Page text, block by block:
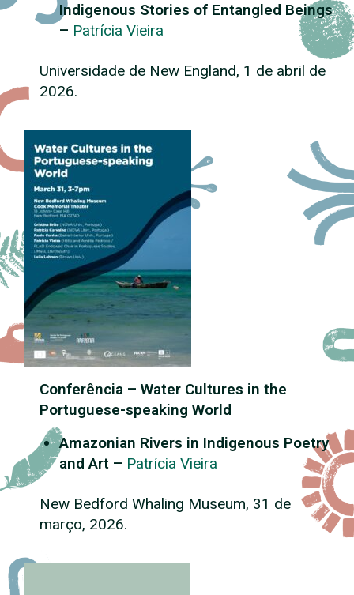
Indigenous Stories of Entangled Beings
– Patrícia Vieira
Universidade de New England, 1 de abril de
2026.
Conferência – Water Cultures in the
Portuguese-speaking World
Amazonian Rivers in Indigenous Poetry
and Art – Patrícia Vieira
New Bedford Whaling Museum, 31 de
março, 2026.